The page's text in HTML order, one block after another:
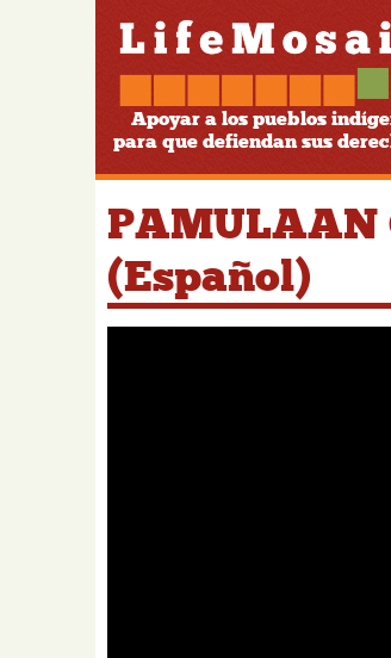
Apoyar a los pueblos
para que defiendan sus
PAMULAAN
(Español)